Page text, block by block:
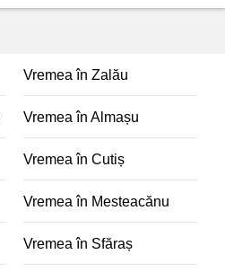
Vremea în Zalău
Vremea în Almașu
Vremea în Cutiș
Vremea în Mesteacănu
Vremea în Sfăraș